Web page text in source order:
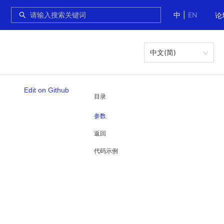
中
EN 论
中文(简)
目录
参数
返回
代码示例
Edit on Github